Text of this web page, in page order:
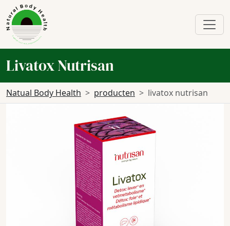
Livatox Nutrisan
Natual Body Health producten livatox nutrisan